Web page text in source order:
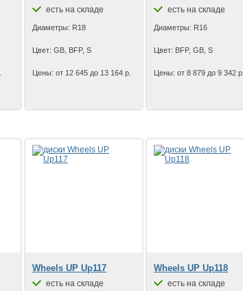
есть на складе
Диаметры: R18
Цвет: GB, BFP, S
Цены: от 12 645 до 13 164 р.
есть на складе
Диаметры: R16
Цвет: BFP, GB, S
Цены: от 8 879 до 9 342 р.
Wheels UP Up117
есть на складе
Wheels UP Up118
есть на складе